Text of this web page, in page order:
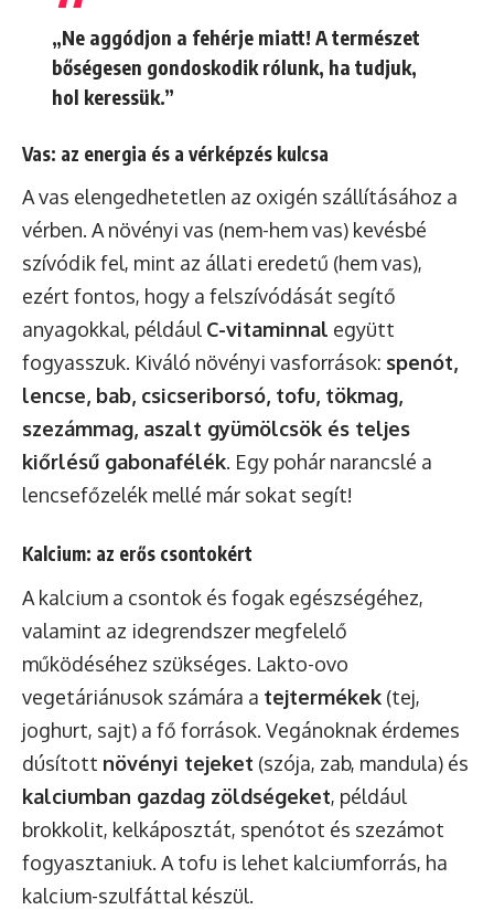
„Ne aggódjon a fehérje miatt! A természet
bőségesen gondoskodik rólunk, ha tudjuk,
hol keressük.”
Vas: az energia és a vérképzés kulcsa
A vas elengedhetetlen az oxigén szállításához a
vérben. A növényi vas (nem-hem vas) kevésbé
szívódik fel, mint az állati eredetű (hem vas),
ezért fontos, hogy a felszívódását segítő
anyagokkal, például C-vitaminnal együtt
fogyasszuk. Kiváló növényi vasforrások: spenót,
lencse, bab, csicseriborsó, tofu, tökmag,
szezámmag, aszalt gyümölcsök és teljes
kiőrlésű gabonafélék. Egy pohár narancslé a
lencsefőzelék mellé már sokat segít!
Kalcium: az erős csontokért
A kalcium a csontok és fogak egészségéhez,
valamint az idegrendszer megfelelő
működéséhez szükséges. Lakto-ovo
vegetáriánusok számára a tejtermékek (tej,
joghurt, sajt) a fő források. Vegánoknak érdemes
dúsított növényi tejeket (szója, zab, mandula) és
kalciumban gazdag zöldségeket, például
brokkolit, kelkáposztát, spenótot és szezámot
fogyasztaniuk. A tofu is lehet kalciumforrás, ha
kalcium-szulfáttal készül.